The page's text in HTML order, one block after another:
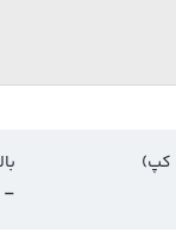
کپ)
-